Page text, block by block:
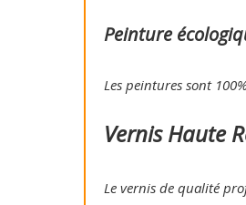
Peinture
Les peintures sont
Vernis Haute
Le vernis de qualité